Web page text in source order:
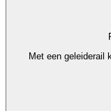
Met een geleiderail